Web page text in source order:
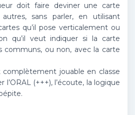
doit faire deviner une carte
sans parler, en utilisant
qu’il pose verticalement ou
qu’il veut indiquer si la carte
communs, ou non, avec la carte
complètement jouable en classe
(+++), l’écoute, la logique